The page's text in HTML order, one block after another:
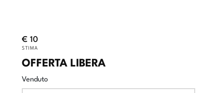
€ 10
STIMA
OFFERTA LIBERA
Venduto